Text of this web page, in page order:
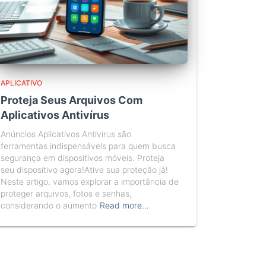
APLICATIVO
Proteja Seus Arquivos Com
Aplicativos Antivírus
Anúncios Aplicativos Antivírus são
ferramentas indispensáveis para quem busca
segurança em dispositivos móveis. Proteja
seu dispositivo agora!Ative sua proteção já!
Neste artigo, vamos explorar a importância de
proteger arquivos, fotos e senhas,
considerando o aumento Read more…